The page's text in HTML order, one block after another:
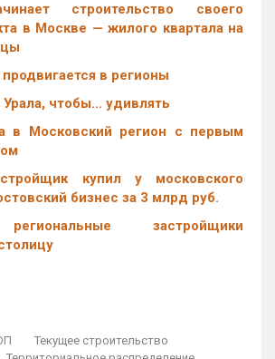
строительство своего
в Москве — жилого квартала на
продвигается в регионы
Урала, чтобы… удивлять
в Московский регион с первым
купил у московского
бизнес за 3 млрд руб.
застройщики
Текущее строительство